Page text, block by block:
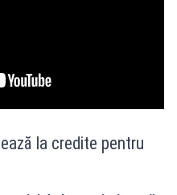
la credite pentru